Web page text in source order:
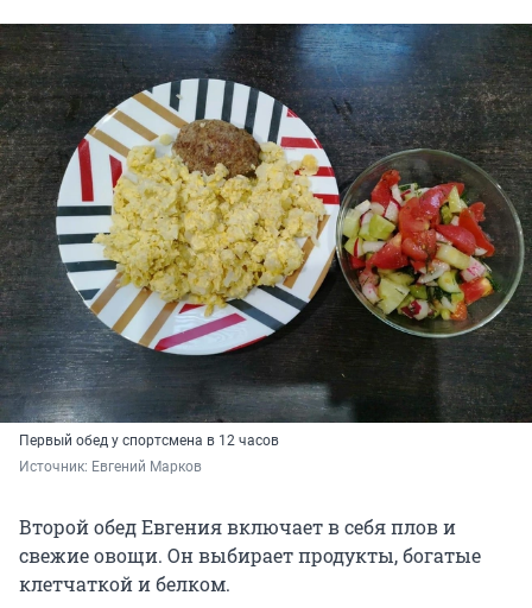
Первый обед у спортсмена в 12 часов
Источник: Евгений Марков
Второй обед Евгения включает в себя плов и
свежие овощи. Он выбирает продукты, богатые
клетчаткой и белком.